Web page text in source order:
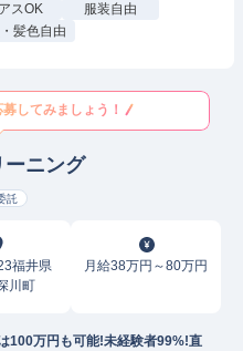
スOK
服装自由
髪色自由
してみましょう！
ーニング
託
福井県
川町
月給38万円～80万円
100万円も可能!未経験者99%!直